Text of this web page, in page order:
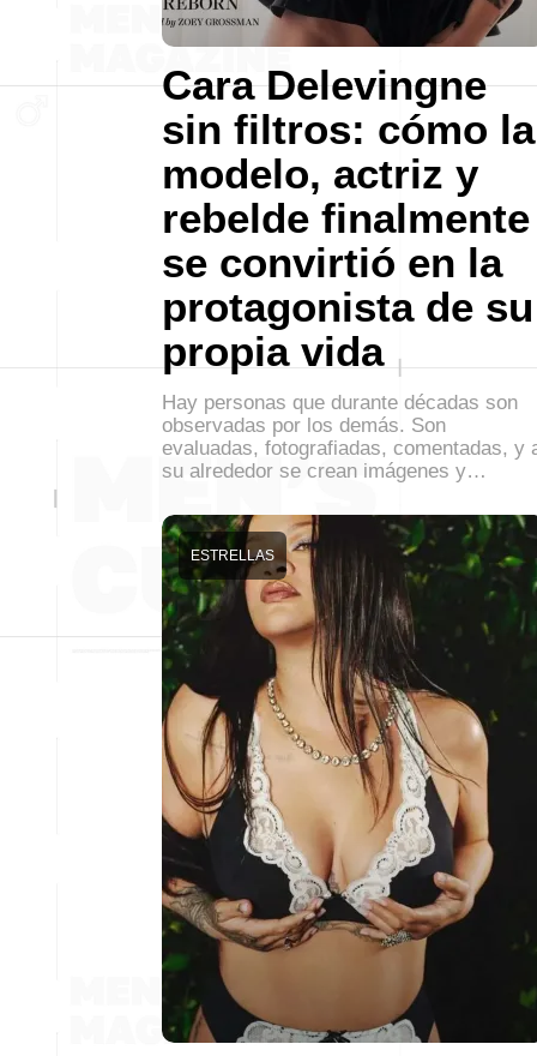
Cara Delevingne
sin filtros: cómo la
modelo, actriz y
rebelde finalmente
se convirtió en la
protagonista de su
propia vida
Hay personas que durante décadas son
observadas por los demás. Son
evaluadas, fotografiadas, comentadas, y
su alrededor se crean imágenes y…
ESTRELLAS